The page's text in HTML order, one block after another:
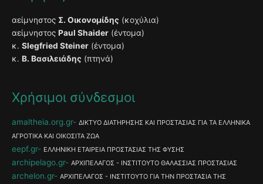
αείμνηστος Σ. Οικονομίδης (κοχύλια)
αείμνηστος Paul Shaider (έντομα)
κ. Slegfried Steiner (έντομα)
κ. Β. Βασιλειάδης (πτηνά)
Χρήσιμοι σύνδεσμοι
amaltheia.org.gr
ΔΙΚΤΥΟ ΔΙΑΤΗΡΗΣΗΣ ΚΑΙ ΠΡΟΣΤΑΣΙΑΣ ΓΙΑ ΤΑ ΕΛΛΗΝΙΚΑ
ΑΓΡΟΤΙΚΑ ΚΑΙ ΟΙΚΟΣΙΤΑ ΖΩΑ
eepf.gr ΕΛΛΗΝΙΚΗ ΕΤΑΙΡΕΙΑ ΠΡΟΣΤΑΣΙΑΣ ΤΗΣ ΦΥΣΗΣ
archipelago.gr ΑΡΧΙΠΕΛΑΓΟΣ - ΙΝΣΤΙΤΟΥΤΟ ΘΑΛΑΣΣΙΑΣ ΠΡΟΣΤΑΣΙΑΣ
archelon.gr
ΑΡΧΙΠΕΛΑΓΟΣ - ΙΝΣΤΙΤΟΥΤΟ ΓΙΑ ΤΗΝ ΠΡΟΣΤΑΣΙΑ ΤΗΣ